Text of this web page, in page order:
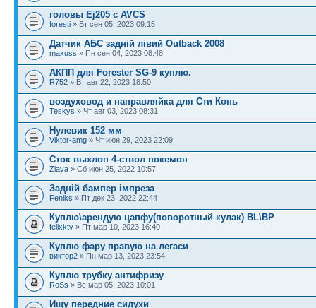
головы Ej205 с AVCS
foresti » Вт сен 05, 2023 09:15
Датчик АБС задній лівий Outback 2008
maxuss » Пн сен 04, 2023 08:48
АКПП для Forester SG-9 куплю.
R752 » Вт авг 22, 2023 18:50
воздуховод и направляйка для Сти Конь
Teskys » Чт авг 03, 2023 08:31
Нулевик 152 мм
Viktor-amg » Чт июн 29, 2023 22:09
Сток выхлоп 4-ствол покемон
Zlava » Сб июн 25, 2022 10:57
Задній бампер імпреза
Feniks » Пт дек 23, 2022 22:44
Куплю\арендую цапфу(поворотный кулак) BL\BP
felixktv » Пт мар 10, 2023 16:40
Куплю фару правую на легаси
виктор2 » Пн мар 13, 2023 23:54
Куплю трубку антифризу
RoSs » Вс мар 05, 2023 10:01
Ищу передние сидухи